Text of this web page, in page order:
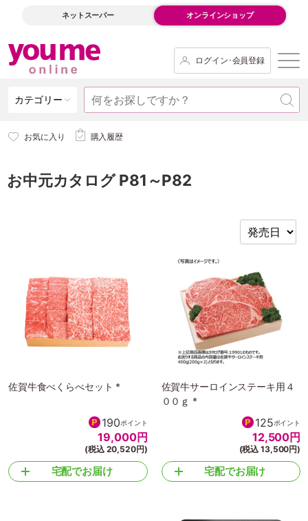
ネットスーパー オンラインショップ
ログイン･会員登録
カテゴリー
お気に入り 購入履歴
お中元カタログ P81～P82
佐賀牛食べくらべセット *
190ポイント
19,000円
(税込 20,520円)
宅配でお届け
佐賀牛サーロインステーキ用４
００ｇ *
125ポイント
12,500円
(税込 13,500円)
宅配でお届け